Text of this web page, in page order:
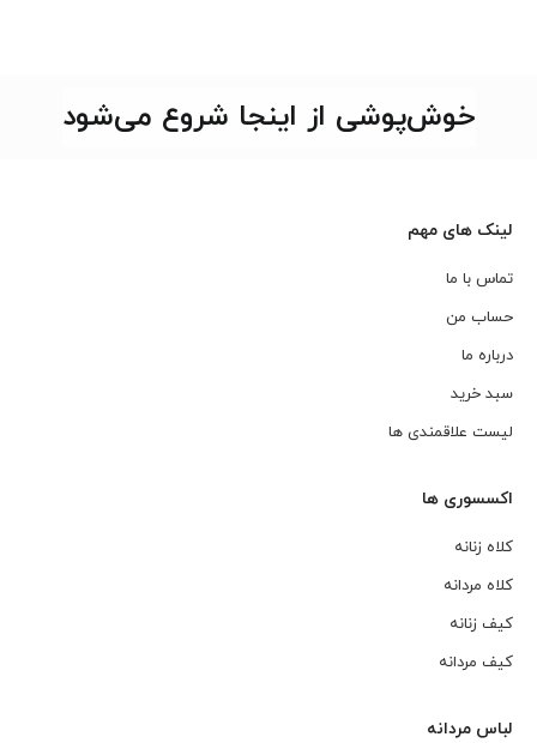
باشد.
گزینه
خوش‌پوشی از اینجا شروع می‌شود
لینک های مهم
تماس با ما
حساب من
درباره ما
سبد خرید
لیست علاقمندی ها
اکسسوری ها
کلاه زنانه
کلاه مردانه
کیف زنانه
کیف مردانه
لباس مردانه